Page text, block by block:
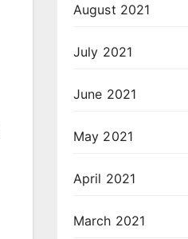
August 2021
July 2021
June 2021
May 2021
April 2021
March 2021